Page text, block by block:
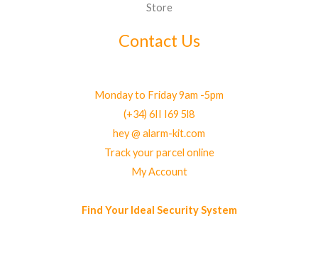
Store
Contact Us
Monday to Friday 9am -5pm
(+34) 6II I69 5l8
hey @ alarm-kit.com
Track your parcel online
My Account
Find Your Ideal Security System